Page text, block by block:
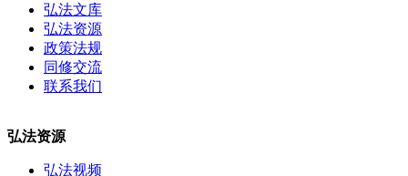
弘法文库
弘法资源
政策法规
同修交流
联系我们
弘法资源
弘法视频